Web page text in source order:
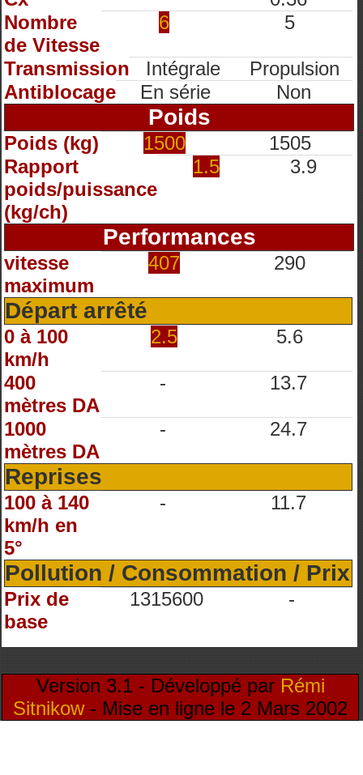
Nombre
de Vitesse
6 5
Transmission Intégrale
Propulsion
Antiblocage
En série Non
Poids
Poids (kg) 1500
1505
Rapport
poids/puissance
(kg/ch)
1.5 3.9
Performances
vitesse
maximum
407 290
Départ arrêté
0 à 100
km/h
2.5 5.6
400
mètres DA
- 13.7
1000
mètres DA
- 24.7
Reprises
100 à 140
km/h en
5°
- 11.7
Pollution / Consommation / Prix
Prix de
base
1315600 -
Version 3.1 - Développé par Rémi
Sitnikow- Mise en ligne le 2 Mars 2002